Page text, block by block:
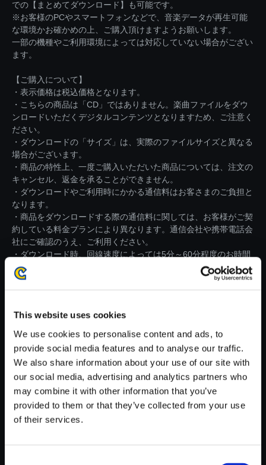
This website uses cookies
We use cookies to personalise content and ads, to
provide social media features and to analyse our traffic.
We also share information about your use of our site with
our social media, advertising and analytics partners who
may combine it with other information that you’ve
provided to them or that they’ve collected from your use
of their services.
での【まとめてダウンロード】も可能です。
※お客様のPCやスマートフォンなどで、音楽データが再生可能
な環境かお確かめの上、ご購入頂けますようお願いします。
一部の機種やご利用環境によっては対応していない場合がござい
ます。
【ご購入について】
・表示価格は税込価格となります。
・こちらの商品は「CD」ではありません。楽曲ファイルをダウ
ンロードいただくデジタルコンテンツとなりますため、ご注意く
ださい。
・ダウンロードの「サイズ」は、実際のファイルサイズと異なる
場合がございます。
・商品の特性上、一度ご購入いただいた商品については、注文の
キャンセル、返金を承ることができません。
・ダウンロードやご利用時にかかる通信料はお客さまのご負担と
なります。
・商品をダウンロードする際の通信料に関しては、お客様がご契
約している料金プランにより異なります。通信会社や携帯電話会
社にご確認のうえ、ご利用ください。
・ダウンロード時、回線速度によっては5分～60分程度のお時間
がかかる場合がございます。
※ご購入いただいたファイルのダウンロードの際には、通信環境
が安定しているWifi環境でお試しください。
【単曲】モンスターハンター ス
トーリーズ オリジナル・サウン
ドトラック 達成の知らせ